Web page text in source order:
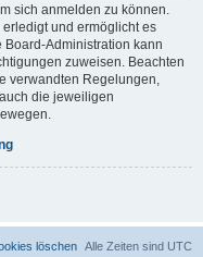
sich anmelden zu können.
und ermöglicht es
Board-Administration kann
zuweisen. Beachten
verwandten Regelungen,
die jeweiligen
Alle Zeiten sind UTC
löschen